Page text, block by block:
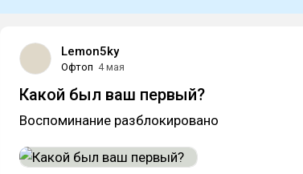
Lemon5ky
Офтоп 4 мая
Какой был ваш первый?
Воспоминание разблокировано